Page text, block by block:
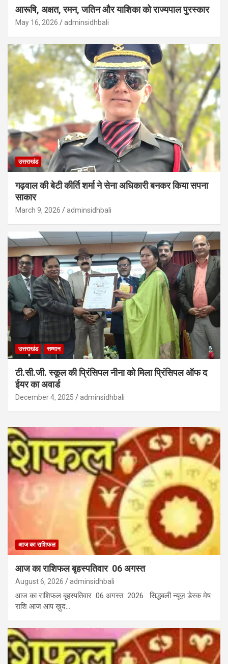
आरूषि, अक्षत, रमन, जतिन और याशिका को राज्यपाल पुरस्कार
May 16, 2026 adminsidhbali
उत्तराखंड
गढ़वाल की बेटी कीर्ति शर्मा ने सेना अधिकारी बनकर किया सपना
साकार
March 9, 2026 adminsidhbali
उत्तराखंड सम्मान
टी.सी.जी. स्कूल की प्रिंसिपल नीना को मिला प्रिंसिपल ऑफ द
ईयर का अवार्ड
December 4, 2025 adminsidhbali
आज का राशिफल
आज का राशिफल बृहस्पतिवार 06 अगस्त
August 6, 2026 adminsidhbali
आज का राशिफल बृहस्पतिवार 06 अगस्त 2026 सिद्धबली न्यूज़ डेस्क मेष
राशि आज आप ख़ुद…